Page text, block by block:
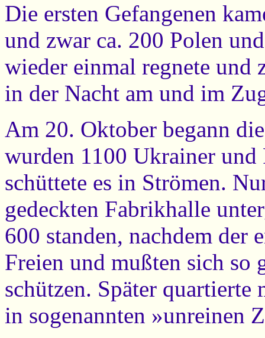
Die ersten Gefangenen
und zwar ca. 200 Polen
wieder einmal regnete und
in der Nacht am und im
Am 20. Oktober begann
wurden 1100 Ukrainer
schüttete es in Strömen.
gedeckten Fabrikhalle
600 standen, nachdem der
Freien und mußten sich so
schützen. Später quartierte
in sogenannten »unreinen